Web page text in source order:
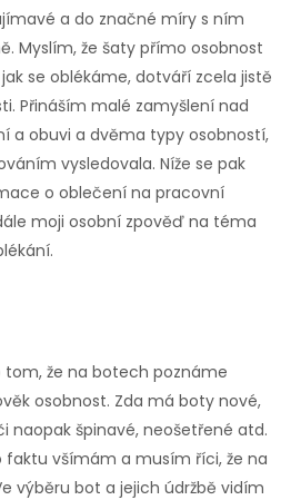
a do značné míry s ním
Myslím, že šaty přímo osobnost
se oblékáme, dotváří zcela jistě
Přináším malé zamyšlení nad
a obuvi a dvěma typy osobností,
vysledovala. Níže se pak
o oblečení na pracovní
moji osobní zpověď na téma
že na botech poznáme
osobnost. Zda má boty nové,
naopak špinavé, neošetřené atd.
faktu všímám a musím říci, že na
výběru bot a jejich údržbě vidím